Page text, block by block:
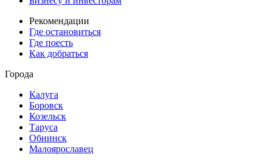
Рекомендации
Где остановиться
Где поесть
Как добраться
Города
Калуга
Боровск
Козельск
Таруса
Обнинск
Малоярославец